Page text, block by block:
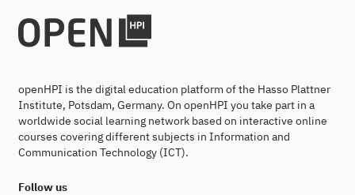
openHPI is the digital education platform of the Hasso Plattner
Institute, Potsdam, Germany. On openHPI you take part in a
worldwide social learning network based on interactive online
courses covering different subjects in Information and
Communication Technology (ICT).
Follow us